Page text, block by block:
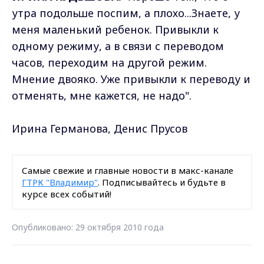
утра подольше поспим, а плохо...Знаете, у
меня маленький ребенок. Привыкли к
одному режиму, а в связи с переводом
часов, переходим на другой режим.
Мнение двояко. Уже привыкли к переводу и
отменять, мне кажется, не надо".
Ирина Германова, Денис Прусов
Самые свежие и главные новости в макс-канале
ГТРК "Владимир". Подписывайтесь и будьте в
курсе всех событий!
Опубликовано: 29 октября 2010 года